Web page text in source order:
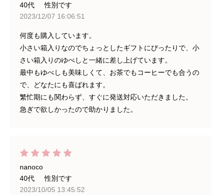
40代
性別です
2023/12/07 16:06:51
何度も購入しています。
小さい箱入りなのでちょっとしたギフトにぴったりで、小
さい箱入りのゆべしと一緒に差し上げています。
最中もゆべしも美味しくて、お茶でもコーヒーでも合うの
で、どなたにも喜ばれます。
繁忙期にも関わらず、すぐに発送対応いただきました。
急ぎで欲しかったので助かりました。
nanoco
40代
性別です
2023/10/05 13:45:52